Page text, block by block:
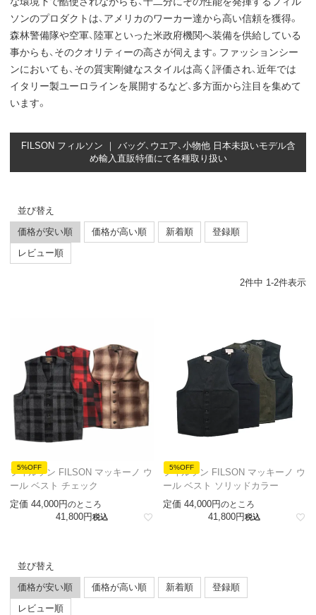
ソンのプロダクトは、アメリカのワーカー達から高い信頼を獲得。
森林警備隊や空軍、陸軍といった米政府機関へ装備を供給している
事からも、そのクオリティーの高さが伺えます。ファッションシー
ンにおいても、その質実剛健なスタイルは高く評価され、近年では
イタリー製ユーロラインを展開するなど、多方面から注目を集めて
います。
FILSON フィルソン ｜ バッグ、ウエア、小物他 日本未扱いモデル含
め輸入直販特価にて各種取り扱い
並び替え
価格が安い順
価格が高い順 新着順
登録順
レビュー順
2件中 1-2件表示
5%OFF
フィルソン FILSON マッキーノ ウ
ール ベスト チェック
定価 44,000 のところ
41,800 税込
5%OFF
フィルソン FILSON マッキーノ ウ
ール ベスト ソリッドカラー
定価 44,000 のところ
41,800 税込
並び替え
価格が安い順
価格が高い順 新着順
登録順
レビュー順